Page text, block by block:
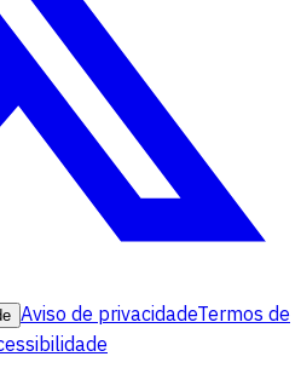
Aviso de privacidadeTermos de